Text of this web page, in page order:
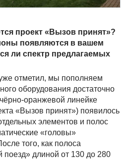
проект «Вызов принят»?
появляются в вашем
ли спектр предлагаемых
отметил, мы пополняем
оборудования достаточно
оранжевой линейке
«Вызов принят») появилось
элементов и полос
«головы»
того, как полоса
поезд» длиной от 130 до 280